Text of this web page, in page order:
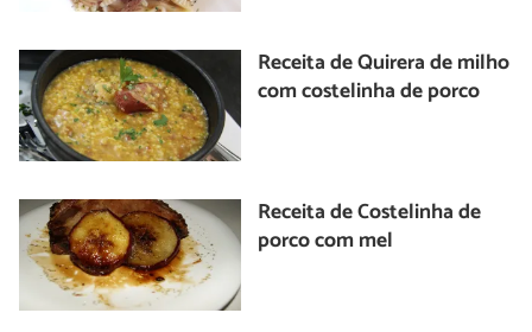
Receita de Quirera de milho
com costelinha de porco
Receita de Costelinha de
porco com mel